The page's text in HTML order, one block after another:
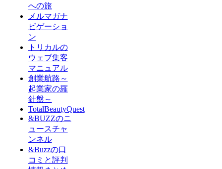
への旅
メルマガナ
ビゲーショ
ン
トリカルの
ウェブ集客
マニュアル
創業航路～
起業家の羅
針盤～
TotalBeautyQuest
&BUZZのニ
ュースチャ
ンネル
&Buzzの口
コミと評判